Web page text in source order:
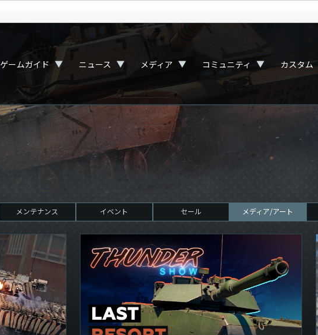
ゲームガイド ▼ ニュース ▼ メディア ▼ コミュニティ ▼ カスタム
メンテナンス イベント セール メディア/アート